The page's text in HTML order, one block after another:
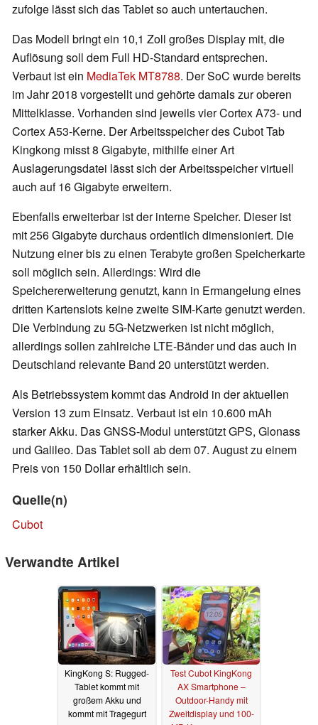
zufolge lässt sich das Tablet so auch untertauchen.
Das Modell bringt ein 10,1 Zoll großes Display mit, die
Auflösung soll dem Full HD-Standard entsprechen.
Verbaut ist ein MediaTek MT8788. Der SoC wurde bereits
im Jahr 2018 vorgestellt und gehörte damals zur oberen
Mittelklasse. Vorhanden sind jeweils vier Cortex A73- und
Cortex A53-Kerne. Der Arbeitsspeicher des Cubot Tab
Kingkong misst 8 Gigabyte, mithilfe einer Art
Auslagerungsdatei lässt sich der Arbeitsspeicher virtuell
auch auf 16 Gigabyte erweitern.
Ebenfalls erweiterbar ist der interne Speicher. Dieser ist
mit 256 Gigabyte durchaus ordentlich dimensioniert. Die
Nutzung einer bis zu einen Terabyte großen Speicherkarte
soll möglich sein. Allerdings: Wird die
Speichererweiterung genutzt, kann in Ermangelung eines
dritten Kartenslots keine zweite SIM-Karte genutzt werden.
Die Verbindung zu 5G-Netzwerken ist nicht möglich,
allerdings sollen zahlreiche LTE-Bänder und das auch in
Deutschland relevante Band 20 unterstützt werden.
Als Betriebssystem kommt das Android in der aktuellen
Version 13 zum Einsatz. Verbaut ist ein 10.600 mAh
starker Akku. Das GNSS-Modul unterstützt GPS, Glonass
und Galileo. Das Tablet soll ab dem 07. August zu einem
Preis von 150 Dollar erhältlich sein.
Quelle(n)
Cubot
Verwandte Artikel
KingKong S: Rugged-
Tablet kommt mit
großem Akku und
kommt mit Tragegurt
Test Cubot KingKong
AX Smartphone –
Outdoor-Handy mit
Zweitdisplay und 100-